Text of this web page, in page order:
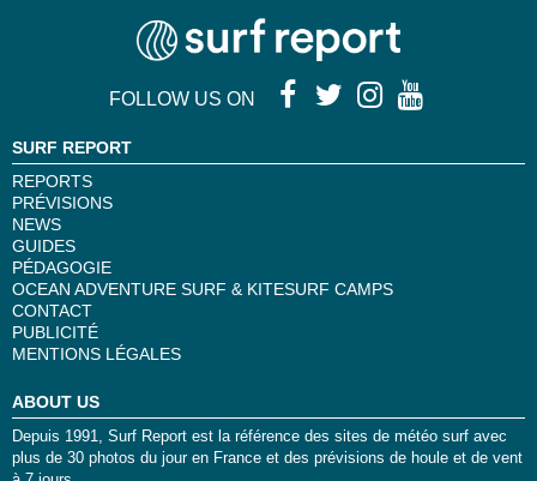
FOLLOW US ON
SURF REPORT
REPORTS
PRÉVISIONS
NEWS
GUIDES
PÉDAGOGIE
OCEAN ADVENTURE SURF & KITESURF CAMPS
CONTACT
PUBLICITÉ
MENTIONS LÉGALES
ABOUT US
Depuis 1991, Surf Report est la référence des sites de météo surf avec
plus de 30 photos du jour en France et des prévisions de houle et de vent